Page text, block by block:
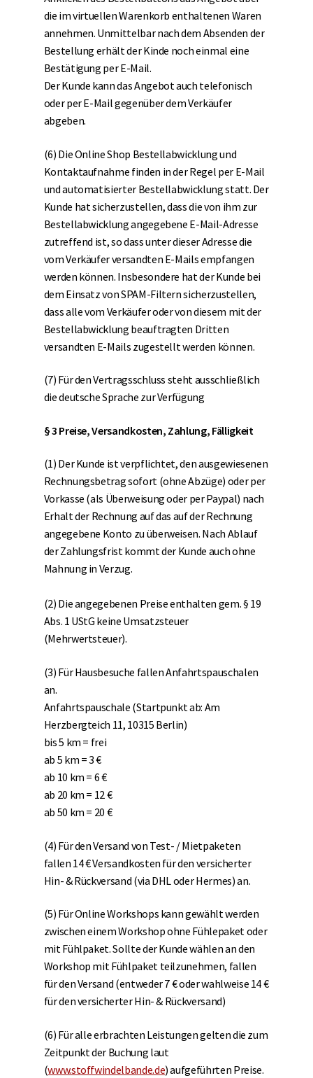
die im virtuellen Warenkorb enthaltenen Waren
annehmen. Unmittelbar nach dem Absenden der
Bestellung erhält der Kinde noch einmal eine
Bestätigung per E-Mail.
Der Kunde kann das Angebot auch telefonisch
oder per E-Mail gegenüber dem Verkäufer
abgeben.
(6) Die Online Shop Bestellabwicklung und
Kontaktaufnahme finden in der Regel per E-Mail
und automatisierter Bestellabwicklung statt. Der
Kunde hat sicherzustellen, dass die von ihm zur
Bestellabwicklung angegebene E-Mail-Adresse
zutreffend ist, so dass unter dieser Adresse die
vom Verkäufer versandten E-Mails empfangen
werden können. Insbesondere hat der Kunde bei
dem Einsatz von SPAM-Filtern sicherzustellen,
dass alle vom Verkäufer oder von diesem mit der
Bestellabwicklung beauftragten Dritten
versandten E-Mails zugestellt werden können.
(7) Für den Vertragsschluss steht ausschließlich
die deutsche Sprache zur Verfügung
§ 3 Preise, Versandkosten, Zahlung, Fälligkeit
(1) Der Kunde ist verpflichtet, den ausgewiesenen
Rechnungsbetrag sofort (ohne Abzüge) oder per
Vorkasse (als Überweisung oder per Paypal) nach
Erhalt der Rechnung auf das auf der Rechnung
angegebene Konto zu überweisen. Nach Ablauf
der Zahlungsfrist kommt der Kunde auch ohne
Mahnung in Verzug.
(2) Die angegebenen Preise enthalten gem. § 19
Abs. 1 UStG keine Umsatzsteuer
(Mehrwertsteuer).
(3) Für Hausbesuche fallen Anfahrtspauschalen
an.
Anfahrtspauschale (Startpunkt ab: Am
Herzbergteich 11, 10315 Berlin)
bis 5 km = frei
ab 5 km = 3 €
ab 10 km = 6 €
ab 20 km = 12 €
ab 50 km = 20 €
(4) Für den Versand von Test- / Mietpaketen
fallen 14 € Versandkosten für den versicherter
Hin- & Rückversand (via DHL oder Hermes) an.
(5) Für Online Workshops kann gewählt werden
zwischen einem Workshop ohne Fühlepaket oder
mit Fühlpaket. Sollte der Kunde wählen an den
Workshop mit Fühlpaket teilzunehmen, fallen
für den Versand (entweder 7 € oder wahlweise 14 €
für den versicherter Hin- & Rückversand)
(6) Für alle erbrachten Leistungen gelten die zum
Zeitpunkt der Buchung laut
(www.stoffwindelbande.de) aufgeführten Preise.